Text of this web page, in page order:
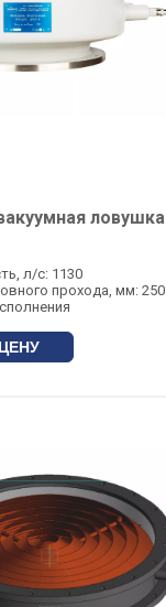
ловушка
л/с: 1130
прохода, мм: 250